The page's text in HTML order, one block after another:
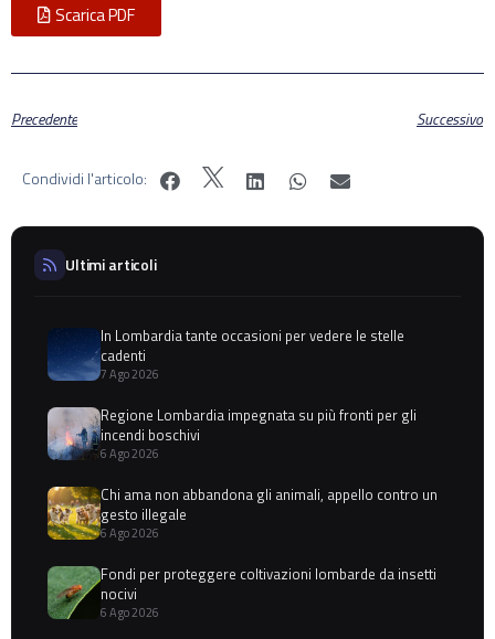
Scarica PDF
Precedente Successivo
Condividi l'articolo:
Ultimi articoli
In Lombardia tante occasioni per vedere le stelle
cadenti
7 Ago 2026
Regione Lombardia impegnata su più fronti per gli
incendi boschivi
6 Ago 2026
Chi ama non abbandona gli animali, appello contro un
gesto illegale
6 Ago 2026
Fondi per proteggere coltivazioni lombarde da insetti
nocivi
6 Ago 2026